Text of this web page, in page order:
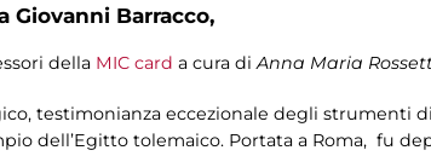
Giovanni Barracco,
della MIC card a cura diAnna Maria
testimonianza eccezionale degli strumenti
dell’Egitto tolemaico. Portata a Roma, fu